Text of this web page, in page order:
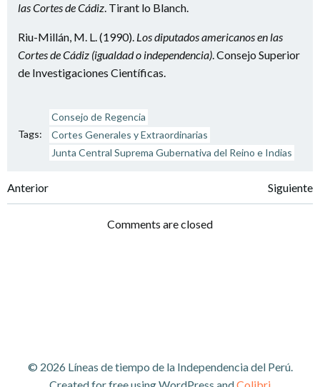
las Cortes de Cádiz. Tirant lo Blanch.
Riu-Millán, M. L. (1990). Los diputados americanos en las
Cortes de Cádiz (igualdad o independencia). Consejo Superior
de Investigaciones Científicas.
Tags:
Consejo de Regencia
Cortes Generales y Extraordinarias
Junta Central Suprema Gubernativa del Reino e Indias
Navegación
Anterior
Navegación
por
Siguiente
Comments are closed
© 2026 Líneas de tiempo de la Independencia del Perú.